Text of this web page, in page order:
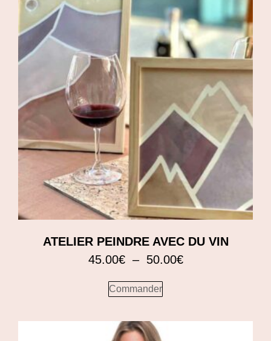
ATELIER PEINDRE AVEC DU VIN
45.00€ – 50.00€
Commander